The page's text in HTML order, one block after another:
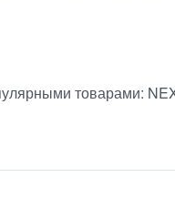
товарами: